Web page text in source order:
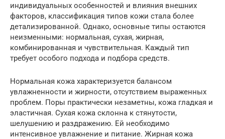
индивидуальных особенностей и влияния внешних
факторов, классификация типов кожи стала более
детализированной. Однако, основные типы остаются
неизменными: нормальная, сухая, жирная,
комбинированная и чувствительная. Каждый тип
требует особого подхода и подбора средств.
Нормальная кожа характеризуется балансом
увлажненности и жирности, отсутствием выраженных
проблем. Поры практически незаметны, кожа гладкая и
эластичная. Сухая кожа склонна к стянутости,
шелушению и раздражению. Ей необходимо
интенсивное увлажнение и питание. Жирная кожа